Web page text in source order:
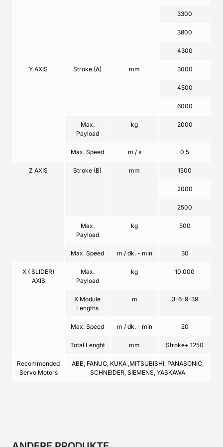
3300
3800
4300
Y AXIS Stroke (A) mm 3000
4500
6000
Max.
Payload
kg 2000
Max. Speed m / s 0,5
Z AXIS Stroke (B) mm 1500
2000
2500
Max.
Payload
kg 500
Max. Speed m / dk. - min 30
X ( SLIDER)
AXIS
Max.
Payload
kg 10.000
X Module
Lengths
m 3-6-9-39
Max. Speed m / dk. - min 20
Total Lenght mm Stroke+ 1250
Recommended
Servo Motors
ABB, FANUC, KUKA ,MITSUBISHI, PANASONIC,
SCHNEIDER, SIEMENS, YASKAWA